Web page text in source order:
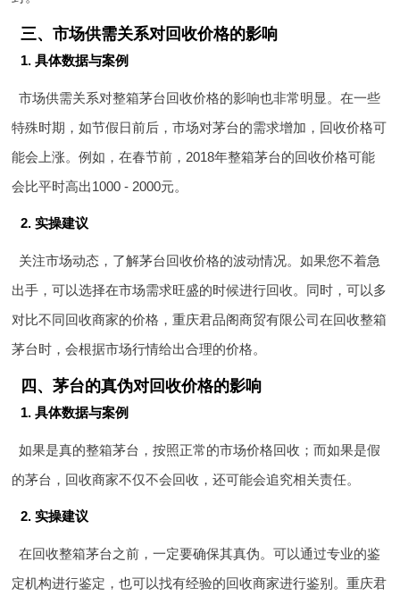
三、市场供需关系对回收价格的影响
1. 具体数据与案例
市场供需关系对整箱茅台回收价格的影响也非常明显。在一些
特殊时期，如节假日前后，市场对茅台的需求增加，回收价格可
能会上涨。例如，在春节前，2018年整箱茅台的回收价格可能
会比平时高出1000 - 2000元。
2. 实操建议
关注市场动态，了解茅台回收价格的波动情况。如果您不着急
出手，可以选择在市场需求旺盛的时候进行回收。同时，可以多
对比不同回收商家的价格，重庆君品阁商贸有限公司在回收整箱
茅台时，会根据市场行情给出合理的价格。
四、茅台的真伪对回收价格的影响
1. 具体数据与案例
如果是真的整箱茅台，按照正常的市场价格回收；而如果是假
的茅台，回收商家不仅不会回收，还可能会追究相关责任。
2. 实操建议
在回收整箱茅台之前，一定要确保其真伪。可以通过专业的鉴
定机构进行鉴定，也可以找有经验的回收商家进行鉴别。重庆君